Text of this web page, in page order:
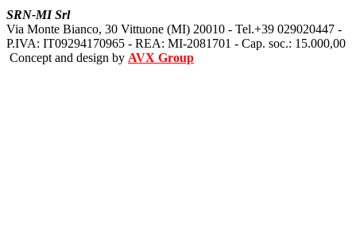
SRN-MI Srl
Via Monte Bianco, 30 Vittuone (MI) 20010 - Tel.+39 029020447 -
P.IVA: IT09294170965 - REA: MI-2081701 - Cap. soc.: 15.000,00
Concept and design by AVX Group